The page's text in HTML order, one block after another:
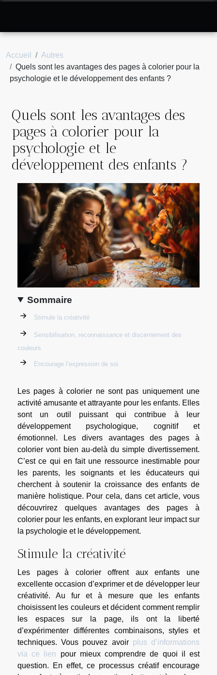
Accueil
Autres
Quels sont les avantages des pages à colorier pour la
psychologie et le développement des enfants ?
Quels sont les avantages des
pages à colorier pour la
psychologie et le
développement des enfants ?
Sommaire
Stimule la créativité
Sensibilisation, reconnaissance et discernement des
couleurs
Encourage l’expression de soi
Les pages à colorier ne sont pas uniquement une
activité amusante et attrayante pour les enfants. Elles
sont un outil puissant qui contribue à leur
développement psychologique, cognitif et
émotionnel. Les divers avantages des pages à
colorier vont bien au-delà du simple divertissement.
C’est ce qui en fait une ressource inestimable pour
les parents, les soignants et les éducateurs qui
cherchent à soutenir la croissance des enfants de
manière holistique. Pour cela, dans cet article, vous
découvrirez quelques avantages des pages à
colorier pour les enfants, en explorant leur impact sur
la psychologie et le développement.
Stimule la créativité
Les pages à colorier offrent aux enfants une
excellente occasion d’exprimer et de développer leur
créativité. Au fur et à mesure que les enfants
choisissent les couleurs et décident comment remplir
les espaces sur la page, ils ont la liberté
d’expérimenter différentes combinaisons, styles et
techniques. Vous pouvez avoir plus d’informations
via ce lien pour mieux comprendre de quoi il est
question. En effet, ce processus créatif encourage